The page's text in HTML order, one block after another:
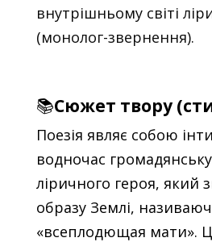
внутрішньому світі
(монолог-звернення).
📚Сюжет твору
Поезія являє собою
водночас
ліричного героя, який
образу Землі,
«всеплодющая мати».